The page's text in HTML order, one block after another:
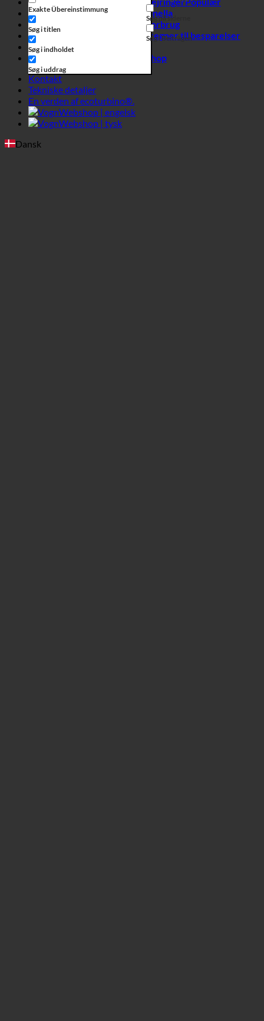
Kontakt
Tekniske detaljer
En verden af ecoturbino®.
Webshop | tysk
Dansk